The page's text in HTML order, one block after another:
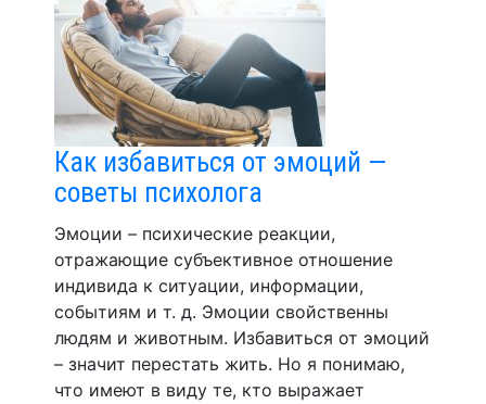
Как избавиться от эмоций —
советы психолога
Эмоции – психические реакции,
отражающие субъективное отношение
индивида к ситуации, информации,
событиям и т. д. Эмоции свойственны
людям и животным. Избавиться от эмоций
– значит перестать жить. Но я понимаю,
что имеют в виду те, кто выражает